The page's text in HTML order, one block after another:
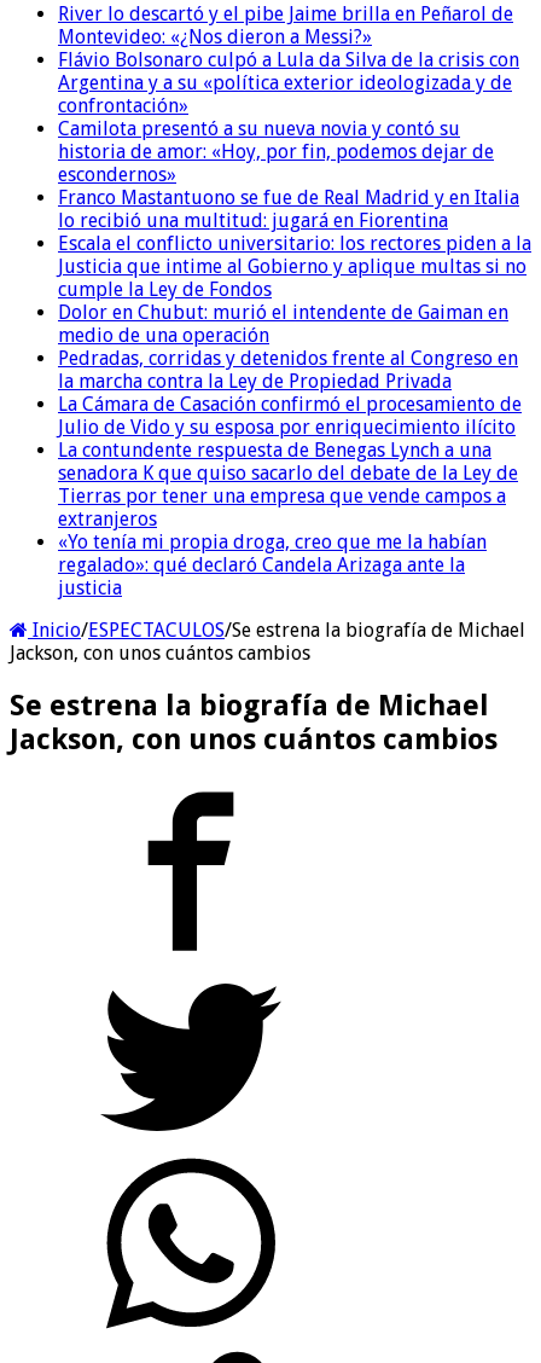
River lo descartó y el pibe Jaime brilla en Peñarol de
Montevideo: «¿Nos dieron a Messi?»
Flávio Bolsonaro culpó a Lula da Silva de la crisis con
Argentina y a su «política exterior ideologizada y de
confrontación»
Camilota presentó a su nueva novia y contó su
historia de amor: «Hoy, por fin, podemos dejar de
escondernos»
Franco Mastantuono se fue de Real Madrid y en Italia
lo recibió una multitud: jugará en Fiorentina
Escala el conflicto universitario: los rectores piden a la
Justicia que intime al Gobierno y aplique multas si no
cumple la Ley de Fondos
Dolor en Chubut: murió el intendente de Gaiman en
medio de una operación
Pedradas, corridas y detenidos frente al Congreso en
la marcha contra la Ley de Propiedad Privada
La Cámara de Casación confirmó el procesamiento de
Julio de Vido y su esposa por enriquecimiento ilícito
La contundente respuesta de Benegas Lynch a una
senadora K que quiso sacarlo del debate de la Ley de
Tierras por tener una empresa que vende campos a
extranjeros
«Yo tenía mi propia droga, creo que me la habían
regalado»: qué declaró Candela Arizaga ante la
justicia
Inicio/ESPECTACULOS/Se estrena la biografía de Michael
Jackson, con unos cuántos cambios
Se estrena la biografía de Michael
Jackson, con unos cuántos cambios